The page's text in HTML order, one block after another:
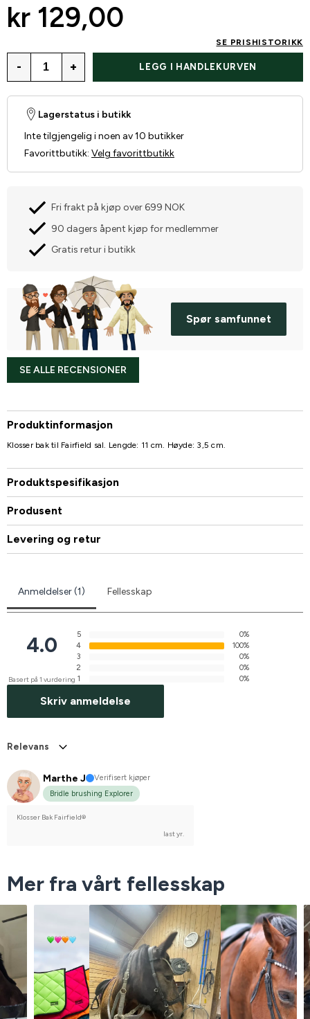
kr 129,00
SE PRISHISTORIKK
- + LEGG I HANDLEKURVEN
Lagerstatus i butikk
Inte tilgjengelig i noen av 10 butikker
Favorittbutikk: Velg favorittbutikk
Fri frakt på kjøp over 699 NOK
90 dagers åpent kjøp for medlemmer
Gratis retur i butikk
Spør samfunnet
SE ALLE RECENSIONER
Produktinformasjon
Klosser bak til Fairfield sal. Lengde: 11 cm. Høyde: 3,5 cm.
Produktspesifikasjon
Produsent
Levering og retur
Anmeldelser (1) Fellesskap
4.0
Basert på 1 vurdering
5
0%
4
100%
3
0%
2
0%
1
0%
Skriv anmeldelse
Relevans
Marthe J
Verifisert kjøper
Bridle brushing Explorer
Klosser Bak Fairfield®
last yr.
Mer fra vårt fellesskap